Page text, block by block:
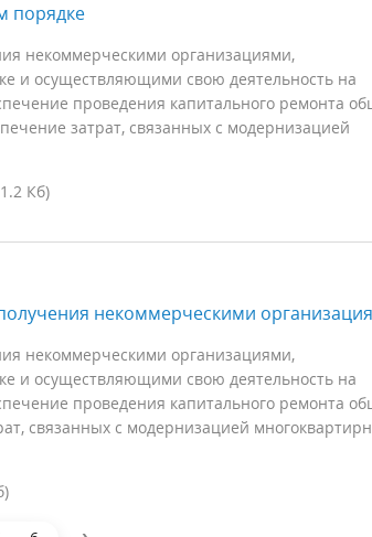
порядке
некоммерческими организациями,
и осуществляющими свою деятельность на
проведения капитального ремонта
затрат, связанных с модернизацией
Кб)
некоммерческими
некоммерческими организациями,
и осуществляющими свою деятельность на
проведения капитального ремонта
связанных с модернизацией